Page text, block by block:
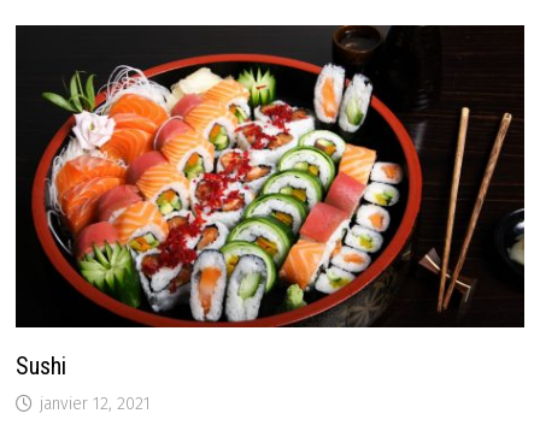
Sushi
janvier 12, 2021